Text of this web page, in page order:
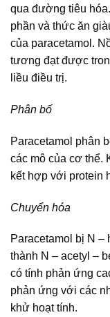
qua đường tiêu
phần và thức ăn
của paracetamol.
tương đạt được
liều điều trị.
Phân bố
Paracetamol phân
các mô của cơ thể.
kết hợp với protein
Chuyển hóa
Paracetamol bị N –
thành N – acetyl –
có tính phản ứng
phản ứng với các
khử hoạt tính.